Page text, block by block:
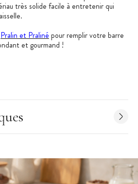
très solide facile à entretenir qui
Pralin et Praliné pour remplir votre barre
et gourmand !
chocolat, bonbons en chocolat ou
vous faut un matériel adapté et de